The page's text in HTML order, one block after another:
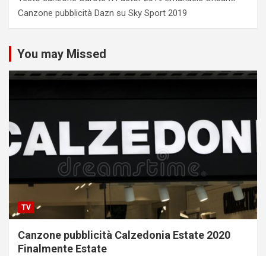
Canzone pubblicità Dazn su Sky Sport 2019
You may Missed
TV
Canzone pubblicità Calzedonia Estate 2020
Finalmente Estate